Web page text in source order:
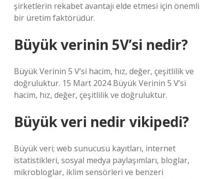
şirketlerin rekabet avantajı elde etmesi için önemli
bir üretim faktörüdür.
Büyük verinin 5V’si nedir?
Büyük Verinin 5 V’si hacim, hız, değer, çeşitlilik ve
doğruluktur. 15 Mart 2024 Büyük Verinin 5 V’si
hacim, hız, değer, çeşitlilik ve doğruluktur.
Büyük veri nedir vikipedi?
Büyük veri; web sunucusu kayıtları, internet
istatistikleri, sosyal medya paylaşımları, bloglar,
mikrobloglar, iklim sensörleri ve benzeri